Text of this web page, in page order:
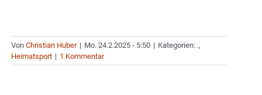
Von Christian Huber | Mo. 24.2.2025 - 5:50 | Kategorien: .,
Heimatsport | 1 Kommentar